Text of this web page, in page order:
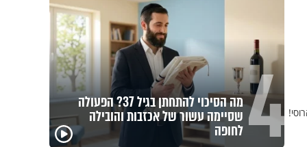
4 מה הסיכוי להתחתן בגיל 37? הפעולה
שסיימה עשור של אכזבות והובילה
לחופה